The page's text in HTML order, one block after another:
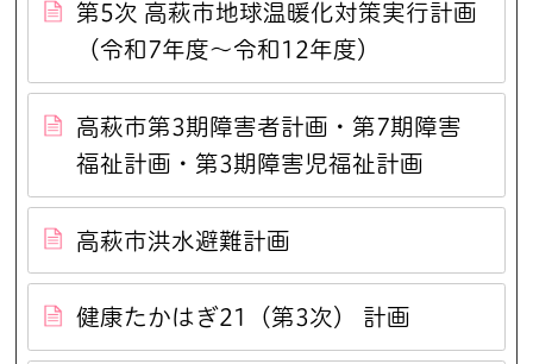
第5次 高萩市地球温暖化対策実行計画
（令和7年度～令和12年度）
高萩市第3期障害者計画・第7期障害
福祉計画・第3期障害児福祉計画
高萩市洪水避難計画
健康たかはぎ21（第3次） 計画